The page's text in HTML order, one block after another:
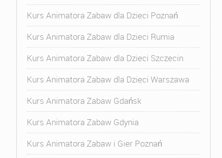
Kurs Animatora Zabaw dla Dzieci Poznań
Kurs Animatora Zabaw dla Dzieci Rumia
Kurs Animatora Zabaw dla Dzieci Szczecin
Kurs Animatora Zabaw dla Dzieci Warszawa
Kurs Animatora Zabaw Gdańsk
Kurs Animatora Zabaw Gdynia
Kurs Animatora Zabaw i Gier Poznań